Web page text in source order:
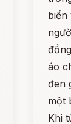
biến
áo
đen
một
Khi